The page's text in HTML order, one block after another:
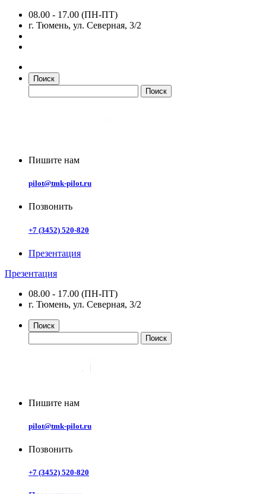
08.00 - 17.00 (ПН-ПТ)
г. Тюмень, ул. Северная, 3/2
Поиск
Пишите нам
pilot@tmk-pilot.ru
Позвонить
+7 (3452) 520-820
Презентация
Презентация
08.00 - 17.00 (ПН-ПТ)
г. Тюмень, ул. Северная, 3/2
Поиск
Пишите нам
pilot@tmk-pilot.ru
Позвонить
+7 (3452) 520-820